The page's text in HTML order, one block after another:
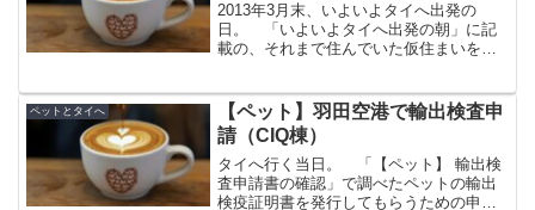
2013年3月末、いよいよタイへ出発の
日。 「いよいよタイへ出発の朝」に記
載の、それまで住んでいた仮住まいを退
搭乗予定の飛行機は夜中便。普通なら空
港へは夕方から移動開始す...
ペットとタイへ
【ペット】羽田空港で輸出検査申
請（CIQ棟）
タイへ行く当日。 「【ペット】 輸出検
査申請書の確認」で調べたペットの輸出
検疫証明書を発行してもらうための申請